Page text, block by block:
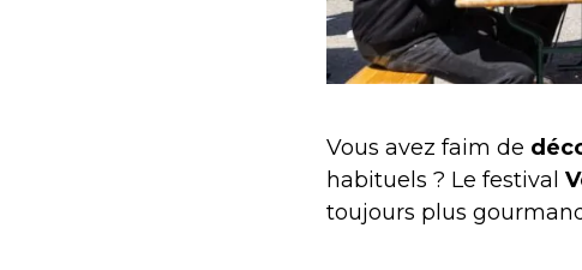
Vous avez faim de
habituels ? Le festival
toujours plus